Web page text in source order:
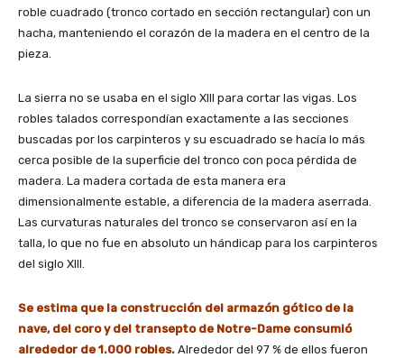
roble cuadrado (tronco cortado en sección rectangular) con un
hacha, manteniendo el corazón de la madera en el centro de la
pieza.
La sierra no se usaba en el siglo XIII para cortar las vigas. Los
robles talados correspondían exactamente a las secciones
buscadas por los carpinteros y su escuadrado se hacía lo más
cerca posible de la superficie del tronco con poca pérdida de
madera. La madera cortada de esta manera era
dimensionalmente estable, a diferencia de la madera aserrada.
Las curvaturas naturales del tronco se conservaron así en la
talla, lo que no fue en absoluto un hándicap para los carpinteros
del siglo XIII.
Se estima que la construcción del armazón gótico de la
nave, del coro y del transepto de Notre-Dame consumió
alrededor de 1.000 robles. Alrededor del 97 % de ellos fueron